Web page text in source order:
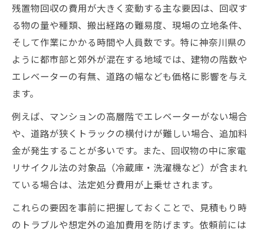
残置物回収の費用が大きく変動する主な要因は、回収す
る物の量や種類、搬出経路の難易度、現場の立地条件、
そして作業にかかる時間や人員数です。特に神奈川県の
ように都市部と郊外が混在する地域では、建物の階数や
エレベーターの有無、道路の幅なども価格に影響を与え
ます。
例えば、マンションの高層階でエレベーターがない場合
や、道路が狭くトラックの横付けが難しい場合、追加料
金が発生することが多いです。また、回収物の中に家電
リサイクル法の対象品（冷蔵庫・洗濯機など）が含まれ
ている場合は、法定処分費用が上乗せされます。
これらの要因を事前に把握しておくことで、見積もり時
のトラブルや想定外の追加費用を防げます。依頼前には